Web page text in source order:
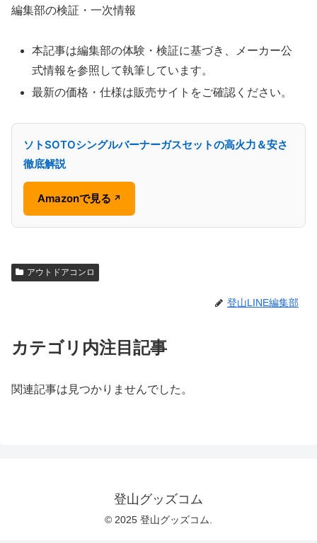
編集部の検証・一次情報
本記事は編集部の体験・検証に基づき、メーカー公
式情報を参照して執筆しています。
最新の価格・仕様は販売サイトをご確認ください。
ソトSOTOシングルバーナーガスセットの高火力＆安さ
徹底解説
Amazonで見る ↗
アウトドアコンロ
登山LINE編集部
カテゴリ内注目記事
関連記事は見つかりませんでした。
登山グッズコム
© 2025 登山グッズコム.